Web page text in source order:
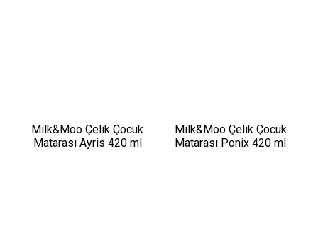
Milk&Moo Çelik Çocuk
Matarası Ayris 420 ml
Milk&Moo Çelik Çocuk
Matarası Ponix 420 ml